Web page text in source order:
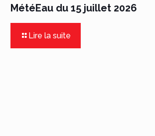
MétéEau du 15 juillet 2026
Lire la suite